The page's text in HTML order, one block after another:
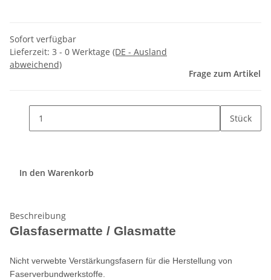
Sofort verfügbar
Lieferzeit: 3 - 0 Werktage (DE - Ausland
abweichend)
Frage zum Artikel
Stück
In den Warenkorb
Beschreibung
Glasfasermatte / Glasmatte
Nicht verwebte Verstärkungsfasern für die Herstellung von
Faserverbundwerkstoffe.